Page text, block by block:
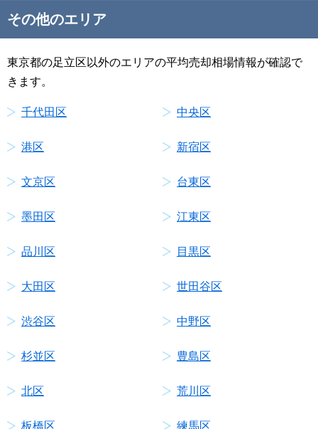
その他のエリア
東京都の足立区以外のエリアの平均売却相場情報が確認で
きます。
千代田区 中央区
港区 新宿区
文京区 台東区
墨田区 江東区
品川区 目黒区
大田区 世田谷区
渋谷区 中野区
杉並区 豊島区
北区 荒川区
板橋区 練馬区